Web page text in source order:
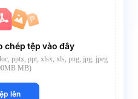
chép tệp vào đây
pptx, ppt, xlsx, xls, png, jpg, jpeg
MB)
lên